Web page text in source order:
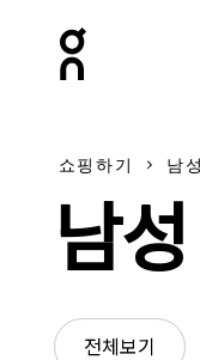
쇼핑하기 남성
남
전체보기